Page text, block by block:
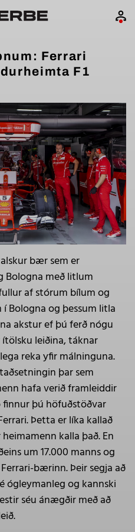
Ferrari
F1
bær sem er
með litlum
af stórum bílum og
Bologna og þessum litla
akstur ef þú ferð nógu
leiðina, táknar
reka yfir málninguna.
þar sem
hafa verið framleiddir
finnur þú höfuðstöðvar
Þetta er líka kallað
kalla það. En
um 17.000 manns og
bærinn. Þeir segja að
ógleymanleg og kannski
séu ánægðir með að